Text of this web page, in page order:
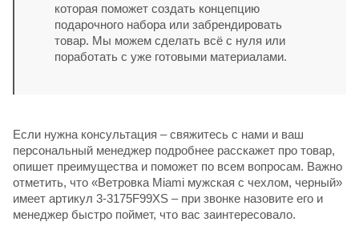
которая поможет создать концепцию
подарочного набора или забрендировать
товар. Мы можем сделать всё с нуля или
поработать с уже готовыми материалами.
Если нужна консультация – свяжитесь с нами и ваш
персональный менеджер подробнее расскажет про товар,
опишет преимущества и поможет по всем вопросам. Важно
отметить, что «Ветровка Miami мужская с чехлом, черный»
имеет артикул 3-3175F99XS – при звонке назовите его и
менеджер быстро поймет, что вас заинтересовало.